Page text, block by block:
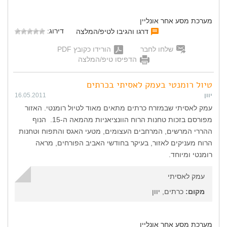
מערכת מסע אחר אונליין
דרגו והגיבו לטיפ/המלצה
דירוג:
שלחו לחבר
הורידו כקובץ PDF
הדפיסו טיפ/המלצה
טיול רומנטי בעמק לאסיתי בכרתים
יוון 16.05.2011
עמק לאסיתי שבמזרח כרתים מתאים מאוד לטיול רומנטי. האזור
מפורסם בזכות טחנות הרוח הוונציאניות מהמאה ה-15. הנוף
ההררי המרשים, המרחבים העצומים, מטעי האגס והתפוח וטחנות
הרוח מעניקים לאזור, בעיקר בחודשי האביב הפורחים, מראה
רומנטי ומיוחד.
עמק לאסיתי
מקום: כרתים, יוון
מערכת מסע אחר אונליין